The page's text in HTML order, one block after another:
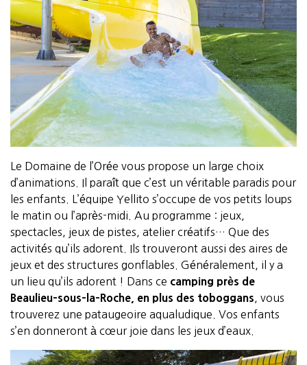
Le Domaine de l’Orée vous propose un large choix
d’animations. Il paraît que c’est un véritable paradis pour
les enfants. L’équipe Yellito s’occupe de vos petits loups
le matin ou l’après-midi. Au programme : jeux,
spectacles, jeux de pistes, atelier créatifs… Que des
activités qu’ils adorent. Ils trouveront aussi des aires de
jeux et des structures gonflables. Généralement, il y a
un lieu qu’ils adorent ! Dans ce camping près de
Beaulieu-sous-la-Roche, en plus des toboggans , vous
trouverez une pataugeoire aqualudique. Vos enfants
s’en donneront à cœur joie dans les jeux d’eaux.